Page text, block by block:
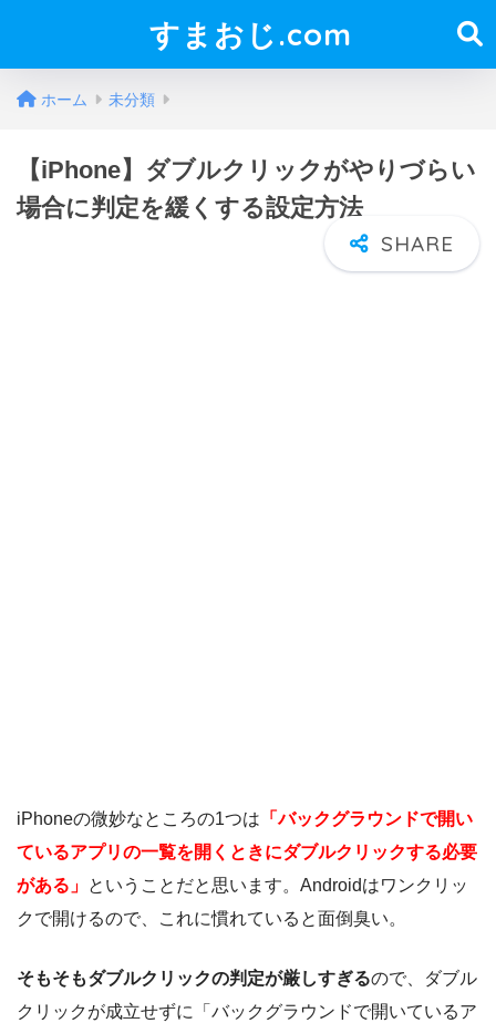
すまおじ.com
ホーム 未分類
【iPhone】ダブルクリックがやりづらい
場合に判定を緩くする設定方法
iPhoneの微妙なところの1つは 「バックグラウンドで開い
ているアプリの一覧を開くときにダブルクリックする必要
がある」 ということだと思います。Androidはワンクリッ
クで開けるので、これに慣れていると面倒臭い。
そもそもダブルクリックの判定が厳しすぎるので、ダブル
クリックが成立せずに「バックグラウンドで開いているア